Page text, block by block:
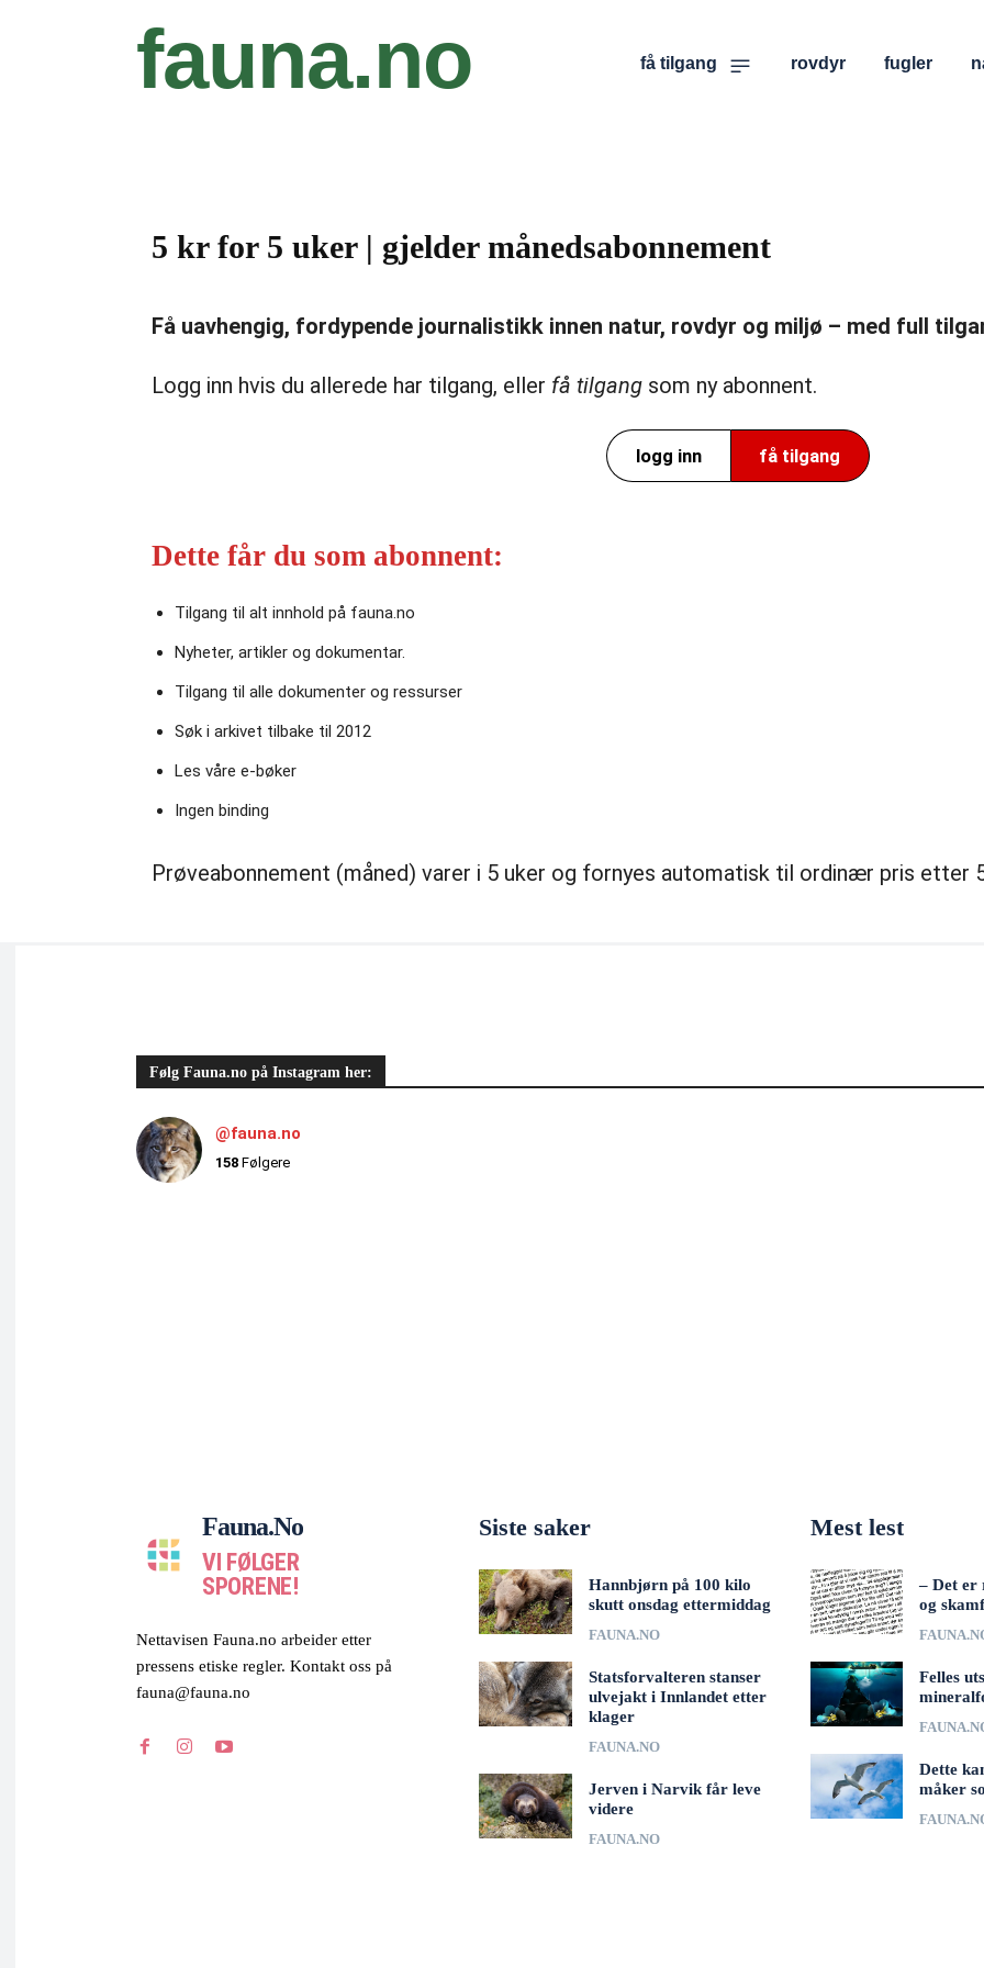
fauna.no få tilgang rovdyr fugler
5 kr for 5 uker | gjelder månedsabonnement
Få uavhengig, fordypende journalistikk innen natur, rovdyr og miljø – med full
Logg inn hvis du allerede har tilgang, eller få tilgang som ny abonnent.
logg inn få tilgang
Dette får du som abonnent:
Tilgang til alt innhold på fauna.no
Nyheter, artikler og dokumentar.
Tilgang til alle dokumenter og ressurser
Søk i arkivet tilbake til 2012
Les våre e‑bøker
Ingen binding
Prøveabonnement (måned) varer i 5 uker og fornyes automatisk til ordinær pris etter
Følg Fauna.no på Instagram her:
@fauna.no
158 Følgere
Fauna.no
VI FØLGER
SPORENE!
Nettavisen Fauna.no arbeider etter
pressens etiske regler. Kontakt oss på
fauna@fauna.no
Siste saker
Hannbjørn på 100 kilo
skutt onsdag ettermiddag
FAUNA.NO
Statsforvalteren stanser
ulvejakt i Innlandet etter
klager
FAUNA.NO
Jerven i Narvik får leve
videre
FAUNA.NO
Mest lest
– Det er
og
Felles
Dette
måker